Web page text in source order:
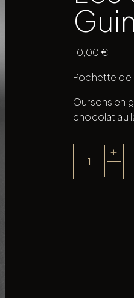
10,00€
Pochette de
Oursons en
chocolat au
quantité
de
+
−